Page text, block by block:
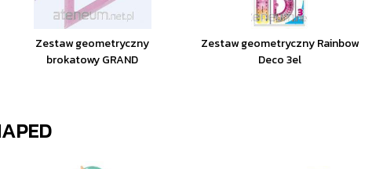
Zestaw geometryczny
brokatowy GRAND
Zestaw geometryczny Rainbow
Deco 3el